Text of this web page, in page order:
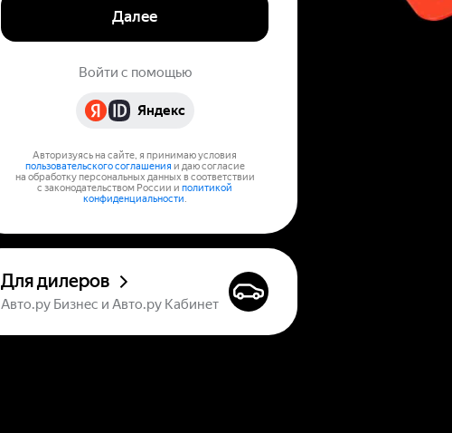
Далее
Войти с помощью
Яндекс
Авторизуясь на сайте, я принимаю условия
пользовательского соглашения и даю согласие
на обработку персональных данных в соответствии
с законодательством России и политикой
конфиденциальности.
Для дилеров
Авто.ру Бизнес и Авто.ру Кабинет